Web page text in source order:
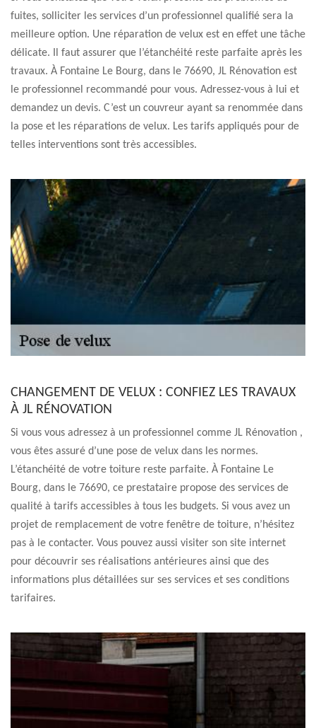
fuites, solliciter les services d’un professionnel qualifié sera la
meilleure option. Une réparation de velux est en effet une tâche
délicate. Il faut assurer que l’étanchéité reste parfaite après les
travaux. À Fontaine Le Bourg, dans le 76690, JL Rénovation est
le professionnel recommandé pour vous. Adressez-vous à lui et
demandez un devis. C’est un couvreur ayant sa renommée dans
la pose et les réparations de velux. Les tarifs appliqués pour de
telles interventions sont très accessibles.
CHANGEMENT DE VELUX : CONFIEZ LES TRAVAUX
À JL RÉNOVATION
Si vous vous adressez à un professionnel comme JL Rénovation ,
vous êtes assuré d’une pose de velux dans les normes.
L’étanchéité de votre toiture reste parfaite. À Fontaine Le
Bourg, dans le 76690, ce prestataire propose des services de
qualité à tarifs accessibles à tous les budgets. Si vous avez un
projet de remplacement de votre fenêtre de toiture, n’hésitez
pas à le contacter. Vous pouvez aussi visiter son site internet
pour découvrir ses réalisations antérieures ainsi que des
informations plus détaillées sur ses services et ses conditions
tarifaires.